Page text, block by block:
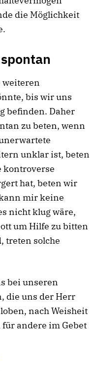
die Möglichkeit
weiteren
bis wir uns
befinden. Daher
zu beten, wenn
unklar ist, beten
kontroverse
hat, beten wir
mir keine
nicht klug wäre,
um Hilfe zu bitten
treten solche
bei unseren
die uns der Herr
nach Weisheit
andere im Gebet